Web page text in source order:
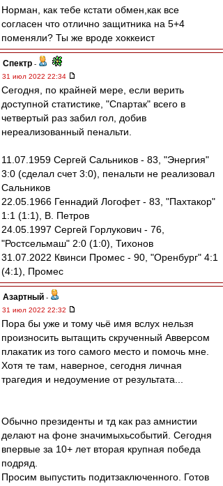
Норман, как тебе кстати обмен,как все
согласен что отлично защитника на 5+4
поменяли? Ты же вроде хоккеист
Спектр -
31 июл 2022 22:34
Сегодня, по крайней мере, если верить
доступной статистике, "Спартак" всего в
четвертый раз забил гол, добив
нереализованный пенальти.
11.07.1959 Сергей Сальников - 83, "Энергия"
3:0 (сделал счет 3:0), пенальти не реализовал
Сальников
22.05.1966 Геннадий Логофет - 83, "Пахтакор"
1:1 (1:1), В. Петров
24.05.1997 Сергей Горлукович - 76,
"Ростсельмаш" 2:0 (1:0), Тихонов
31.07.2022 Квинси Промес - 90, "Оренбург" 4:1
(4:1), Промес
Азартный -
31 июл 2022 22:32
Пора бы уже и тому чьё имя вслух нельзя
произносить вытащить скрученный Авверсом
плакатик из того самого место и помочь мне.
Хотя те там, наверное, сегодня личная
трагедия и недоумение от результата...
Обычно президенты и тд как раз амнистии
делают на фоне значимыхьсобытий. Сегодня
впервые за 10+ лет вторая крупная победа
подряд.
Просим выпустить подитзаключенного. Готов